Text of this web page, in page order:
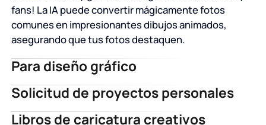
fans! La IA puede convertir mágicamente fotos
comunes en impresionantes dibujos animados,
asegurando que tus fotos destaquen.
Para diseño gráfico
atención! Ya sea para un póster, una portada de libro
o un folleto, AiPassportPhotos puede infundir a sus
Solicitud de proyectos personales
profesional! Desde regalos personalizados hasta
Libros de caricatura creativos